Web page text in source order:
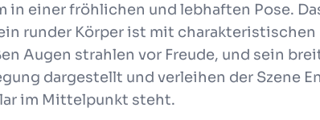
in einer fröhlichen und lebhaften Pose.
runder Körper ist mit
Augen strahlen vor Freude, und sein
dargestellt und verleihen der Szene
im Mittelpunkt steht.